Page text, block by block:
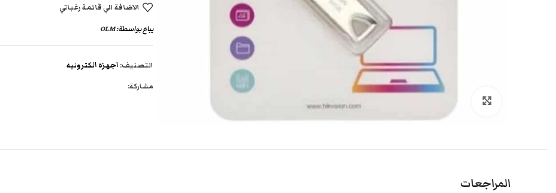
الاضافة الي قائمة رغباتي
يباع بواسطة:OLM
التصنيف: اجهزه الكترونيه
مشاركة:
المراجعات